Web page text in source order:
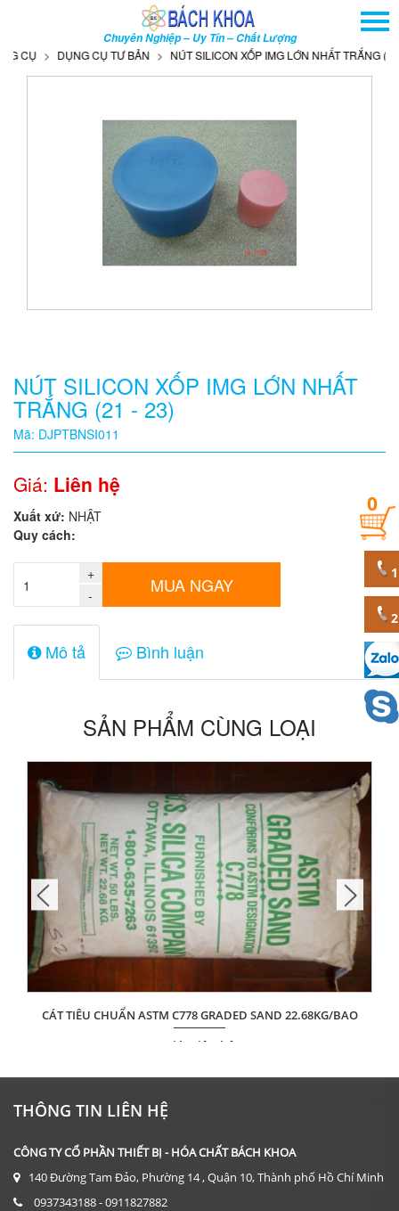
Chuyên Nghiệp – Uy Tín – Chất Lượng
GIỚI THIỆU
THÔNG TIN - SỰ KIỆN
TÌM KIẾM NÂNG CAO
Quy
cách
Giá:
0
đ
sản
phẩm
0
CỤ DỤNG CỤ TƯ BẢN NÚT SILICON XỐP IMG LỚN NHẤT TRẮNG (21 -
NÚT SILICON XỐP IMG LỚN NHẤT
TRẮNG (21 - 23)
Mã: DJPTBNSI011
Giá: Liên hệ
Xuất xứ: NHẬT
Quy cách:
+
-
MUA NGAY
Mô tả Bình luận
SẢN PHẨM CÙNG LOẠI
CÁT TIÊU CHUẨN ASTM C778 GRADED SAND 22.68KG/BAO
Giá: Liên hệ
ĐẶT HÀNG
THÔNG TIN LIÊN HỆ
CÔNG TY CỔ PHẦN THIẾT BỊ - HÓA CHẤT BÁCH KHOA
140 Đường Tam Đảo, Phường 14 , Quận 10, Thành phố Hồ Chí Minh
0937343188 - 0911827882